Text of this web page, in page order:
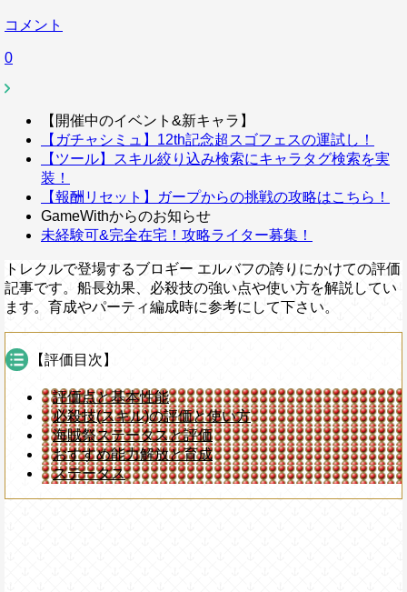
コメント
0
【開催中のイベント&新キャラ】
【ガチャシミュ】12th記念超スゴフェスの運試し！
【ツール】スキル絞り込み検索にキャラタグ検索を実
装！
【報酬リセット】ガープからの挑戦の攻略はこちら！
GameWithからのお知らせ
未経験可&完全在宅！攻略ライター募集！
トレクルで登場するブロギー エルバフの誇りにかけての評価
記事です。船長効果、必殺技の強い点や使い方を解説してい
ます。育成やパーティ編成時に参考にして下さい。
【評価目次】
評価点と基本性能
必殺技(スキル)の評価と使い方
海賊祭ステータスと評価
おすすめ能力解放と育成
ステータス